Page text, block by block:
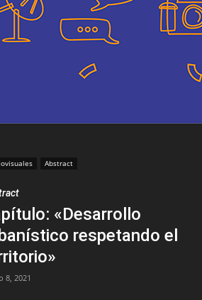
Abstract
«Desarrollo
respetando el
8, 2021